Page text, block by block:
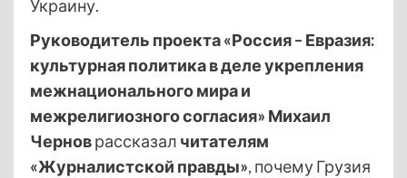
Украину.
Руководитель проекта «Россия – Евразия:
культурная политика в деле укрепления
межнационального мира и
межрелигиозного согласия» Михаил
Черноврассказал читателям
«Журналистской правды», почему Грузия